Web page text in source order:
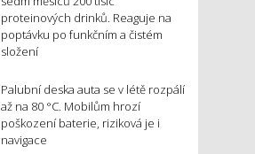
proteinových drinků. Reaguje na
poptávku po funkčním a čistém
složení
Palubní deska auta se v létě rozpálí
až na 80 °C. Mobilům hrozí
poškození baterie, riziková je i
navigace